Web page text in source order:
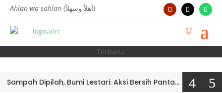
Ahlan wa sahlan (أهلاً وسهلاً)
Terbaru:
Sampah Dipilah, Bumi Lestari: Aksi Bersih Pantai Ujung Batu oleh Tim Bank Sampah MTsN 3 Kota Padang